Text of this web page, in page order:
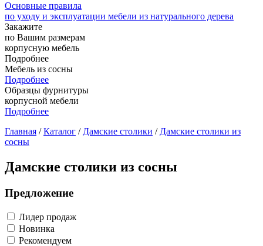
Основные правила
по уходу и эксплуатации мебели из натурального дерева
Закажите
по Вашим размерам
корпусную мебель
Подробнее
Мебель из сосны
Подробнее
Образцы фурнитуры
корпусной мебели
Подробнее
Главная /Каталог / Дамские столики / Дамские столики из
сосны
Дамские столики из сосны
Предложение
Лидер продаж
Новинка
Рекомендуем